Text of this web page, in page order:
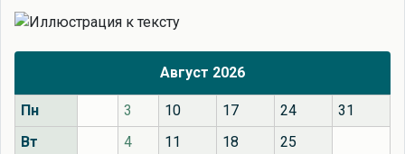
Август 2026
Пн 3 10 17 24
31
Вт
4 11 18
25